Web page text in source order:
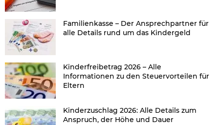
Familienkasse – Der Ansprechpartner für
alle Details rund um das Kindergeld
Kinderfreibetrag 2026 – Alle
Informationen zu den Steuervorteilen für
Eltern
Kinderzuschlag 2026: Alle Details zum
Anspruch, der Höhe und Dauer